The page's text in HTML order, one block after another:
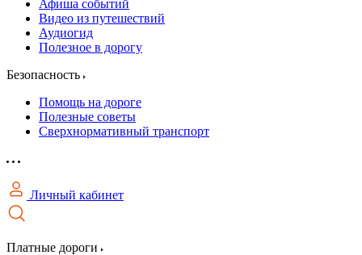
Афиша событий
Видео из путешествий
Аудиогид
Полезное в дорогу
Безопасность
Помощь на дороге
Полезные советы
Сверхнормативный транспорт
Личный кабинет
Платные дороги